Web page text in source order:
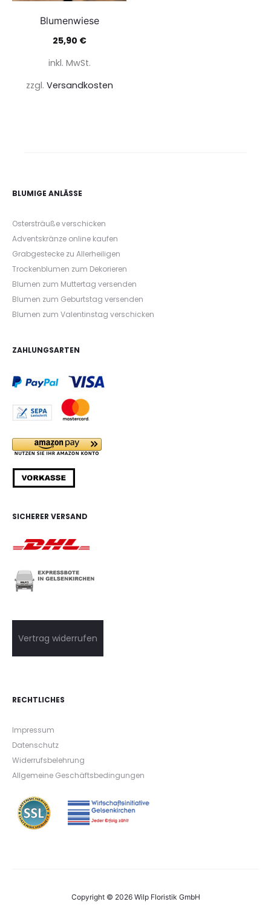
Blumenwiese
25,90 €
inkl. MwSt.
zzgl. Versandkosten
BLUMIGE ANLÄSSE
Ostersträuße verschicken
Adventskränze online kaufen
Grabgestecke zu Allerheiligen
Trockenblumen zum Dekorieren
Blumen zum Muttertag versenden
Blumen zum Geburtstag versenden
Blumen zum Valentinstag verschicken
ZAHLUNGSARTEN
SICHERER VERSAND
Vertrag widerrufen
RECHTLICHES
Impressum
Datenschutz
Widerrufsbelehrung
Allgemeine Geschäftsbedingungen
Copyright © 2026 Wilp Floristik GmbH